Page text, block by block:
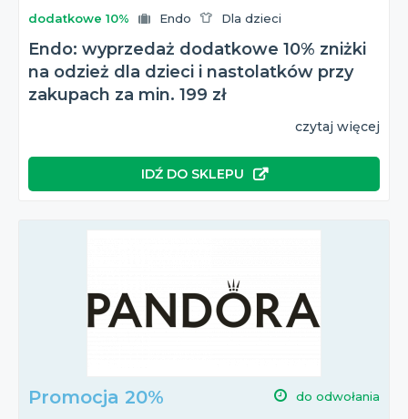
dodatkowe 10% Endo Dla dzieci
Endo: wyprzedaż dodatkowe 10% zniżki
na odzież dla dzieci i nastolatków przy
zakupach za min. 199 zł
czytaj więcej
IDŹ DO SKLEPU
Promocja 20% do odwołania